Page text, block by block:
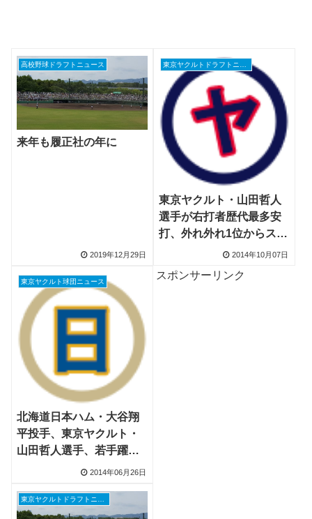
高校野球ドラフトニュース
来年も履正社の年に
2019年12月29日
東京ヤクルト・山田哲人
選手が右打者歴代最多安
打、外れ外れ1位からスタ
2014年10月07日
東京ヤクルト球団ニュース
北海道日本ハム・大谷翔
平投手、東京ヤクルト・
山田哲人選手、若手躍
2014年06月26日
スポンサーリンク